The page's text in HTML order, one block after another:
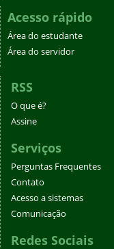
Acesso rápido
Área do estudante
Área do servidor
RSS
O que é?
Assine
Serviços
Perguntas Frequentes
Contato
Acesso a sistemas
Comunicação
Redes Sociais